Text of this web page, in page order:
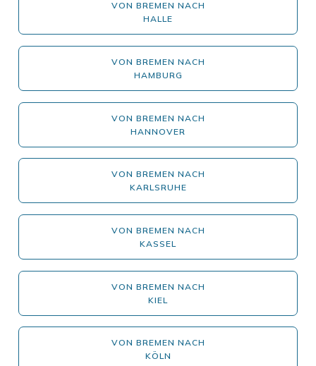
VON BREMEN NACH
HALLE
VON BREMEN NACH
HAMBURG
VON BREMEN NACH
HANNOVER
VON BREMEN NACH
KARLSRUHE
VON BREMEN NACH
KASSEL
VON BREMEN NACH
KIEL
VON BREMEN NACH
KÖLN